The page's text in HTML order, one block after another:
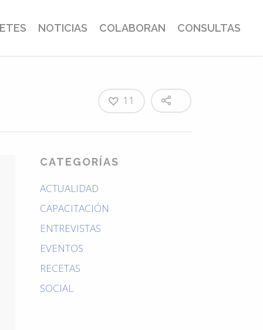
NOTICIAS COLABORAN CONSULTAS
11
CATEGORÍAS
ACTUALIDAD
CAPACITACIÓN
ENTREVISTAS
EVENTOS
RECETAS
SOCIAL